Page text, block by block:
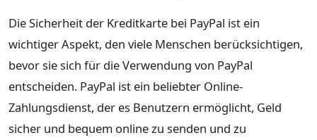
Die Sicherheit der Kreditkarte bei PayPal ist ein
wichtiger Aspekt, den viele Menschen berücksichtigen,
bevor sie sich für die Verwendung von PayPal
entscheiden. PayPal ist ein beliebter Online-
Zahlungsdienst, der es Benutzern ermöglicht, Geld
sicher und bequem online zu senden und zu